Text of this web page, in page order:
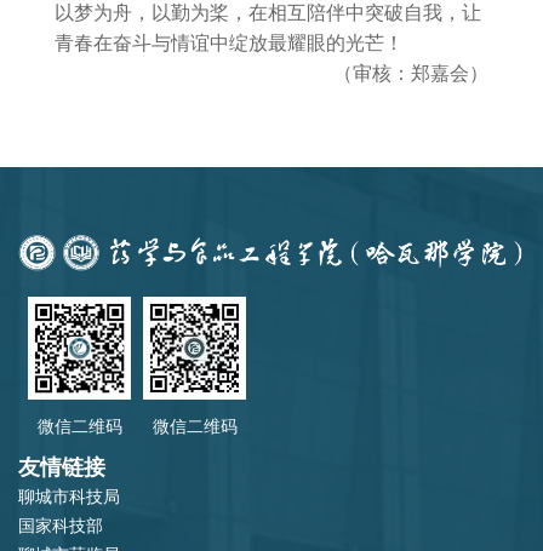
以梦为舟，以勤为桨，在相互陪伴中突破自我，让
青春在奋斗与情谊中绽放最耀眼的光芒！
（审核：郑嘉会）
微信二维码 微信二维码
友情链接
聊城市科技局
国家科技部